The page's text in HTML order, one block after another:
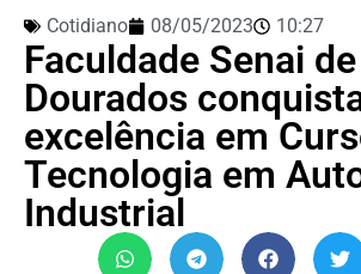
Cotidiano 08/05/2023 10:27
Faculdade Senai de
Dourados
excelência em
Tecnologia em
Industrial